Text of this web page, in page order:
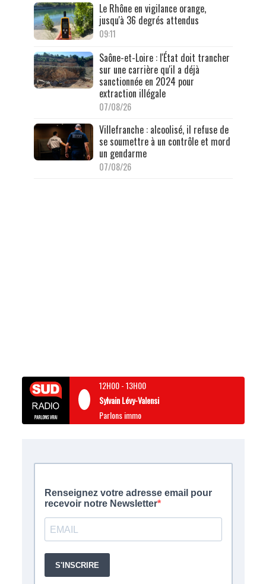
Le Rhône en vigilance orange,
jusqu'à 36 degrés attendus
09:11
Saône-et-Loire : l'État doit trancher
sur une carrière qu'il a déjà
sanctionnée en 2024 pour
extraction illégale
07/08/26
Villefranche : alcoolisé, il refuse de
se soumettre à un contrôle et mord
un gendarme
07/08/26
12H00-13H00
Sylvain Lévy-Valensi
Parlons immo